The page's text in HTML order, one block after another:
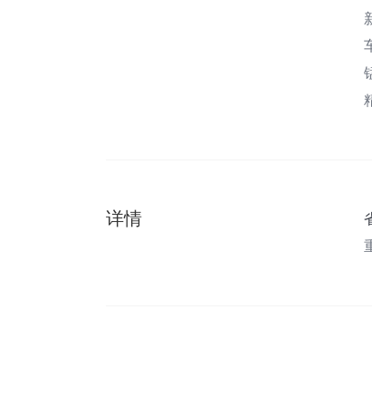
详情